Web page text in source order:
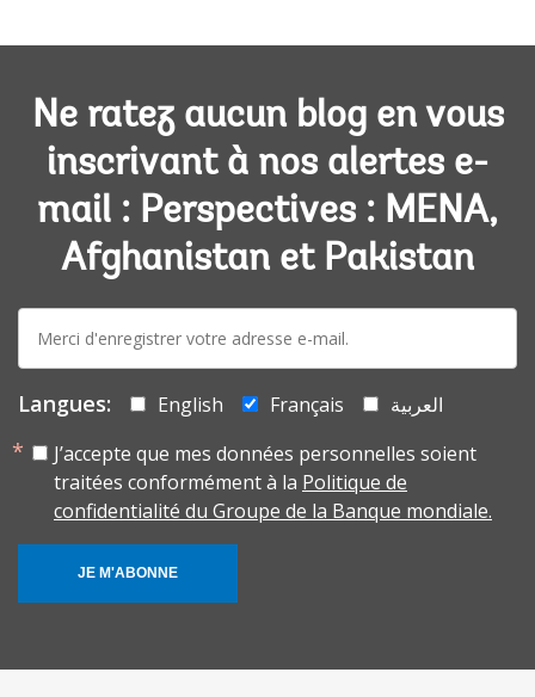
Ne ratez aucun blog en vous
inscrivant à nos alertes e-
mail : Perspectives : MENA,
Afghanistan et Pakistan
E-
mail:
Langues: English Français
العربية
J’accepte que mes données personnelles soient
traitées conformément à la Politique de
confidentialité du Groupe de la Banque mondiale.
JE M'ABONNE